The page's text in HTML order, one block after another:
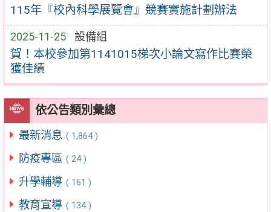
115年『校內科學展覽會』競賽實施計劃辦法
2025-11-25 設備組
賀！本校參加第1141015梯次小論文寫作比賽榮
獲佳績
依公告類別彙總
最新消息 ( 1,864 )
防疫專區 ( 24 )
升學輔導 ( 161 )
教育宣導 ( 134 )